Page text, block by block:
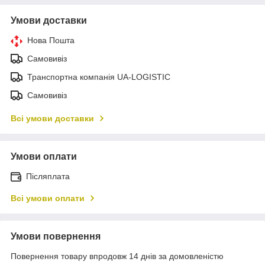
Умови доставки
Нова Пошта
Самовивіз
Транспортна компанія UA-LOGISTIC
Самовивіз
Всі умови доставки
Умови оплати
Післяплата
Всі умови оплати
Умови повернення
Повернення товару впродовж 14 днів за домовленістю